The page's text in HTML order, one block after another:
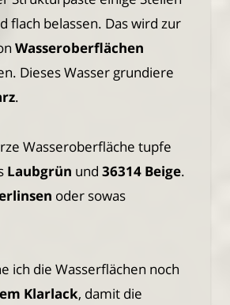
flach belassen. Das wird zur
Wasseroberflächen
Dieses Wasser grundiere
.
Wasseroberfläche tupfe
Laubgrün und 36314 Beige.
oder sowas
ich die Wasserflächen noch
Klarlack, damit die